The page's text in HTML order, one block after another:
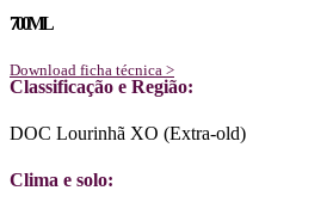
700ML
Download ficha técnica >
Classificação e Região:
DOC Lourinhã XO (Extra-old)
Clima e solo: